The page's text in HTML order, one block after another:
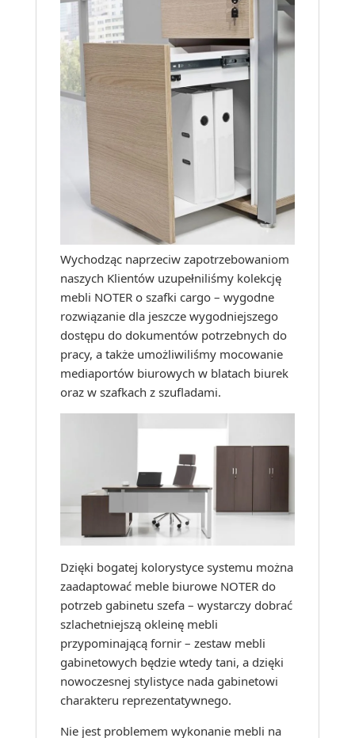
Wychodząc naprzeciw zapotrzebowaniom
naszych Klientów uzupełniliśmy kolekcję
mebli NOTER o szafki cargo – wygodne
rozwiązanie dla jeszcze wygodniejszego
dostępu do dokumentów potrzebnych do
pracy, a także umożliwiliśmy mocowanie
mediaportów biurowych w blatach biurek
oraz w szafkach z szufladami.
Dzięki bogatej kolorystyce systemu można
zaadaptować meble biurowe NOTER do
potrzeb gabinetu szefa – wystarczy dobrać
szlachetniejszą okleinę mebli
przypominającą fornir – zestaw mebli
gabinetowych będzie wtedy tani, a dzięki
nowoczesnej stylistyce nada gabinetowi
charakteru reprezentatywnego.
Nie jest problemem wykonanie mebli na